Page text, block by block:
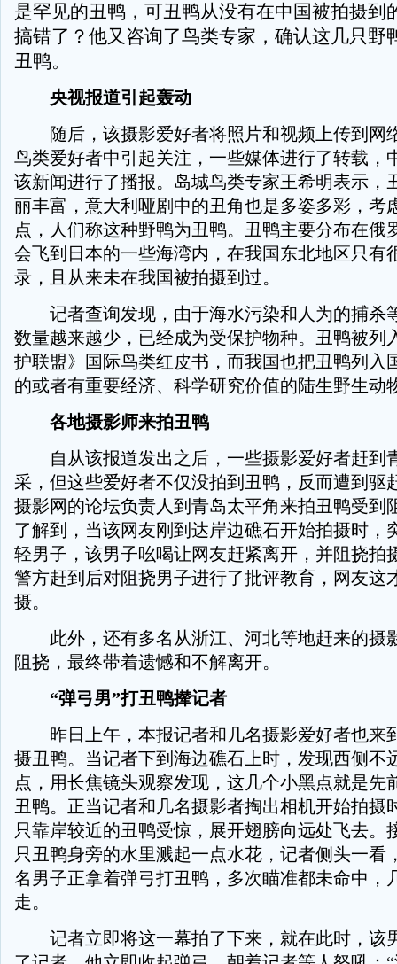
是罕见的丑鸭，可丑鸭从没有在中国被拍摄到
搞错了？他又咨询了鸟类专家，确认这几只野
丑鸭。
央视报道引起轰动
随后，该摄影爱好者将照片和视频上传到网
鸟类爱好者中引起关注，一些媒体进行了转载，
该新闻进行了播报。岛城鸟类专家王希明表示，
丽丰富，意大利哑剧中的丑角也是多姿多彩，考
点，人们称这种野鸭为丑鸭。丑鸭主要分布在俄
会飞到日本的一些海湾内，在我国东北地区只有
录，且从来未在我国被拍摄到过。
记者查询发现，由于海水污染和人为的捕杀
数量越来越少，已经成为受保护物种。丑鸭被列
护联盟》国际鸟类红皮书，而我国也把丑鸭列入
的或者有重要经济、科学研究价值的陆生野生动
各地摄影师来拍丑鸭
自从该报道发出之后，一些摄影爱好者赶到
采，但这些爱好者不仅没拍到丑鸭，反而遭到驱
摄影网的论坛负责人到青岛太平角来拍丑鸭受到
了解到，当该网友刚到达岸边礁石开始拍摄时，
轻男子，该男子吆喝让网友赶紧离开，并阻挠拍
警方赶到后对阻挠男子进行了批评教育，网友这
摄。
此外，还有多名从浙江、河北等地赶来的摄
阻挠，最终带着遗憾和不解离开。
“弹弓男”打丑鸭撵记者
昨日上午，本报记者和几名摄影爱好者也来
摄丑鸭。当记者下到海边礁石上时，发现西侧不
点，用长焦镜头观察发现，这几个小黑点就是先
丑鸭。正当记者和几名摄影者掏出相机开始拍摄
只靠岸较近的丑鸭受惊，展开翅膀向远处飞去。
只丑鸭身旁的水里溅起一点水花，记者侧头一看
名男子正拿着弹弓打丑鸭，多次瞄准都未命中，
走。
记者立即将这一幕拍了下来，就在此时，该